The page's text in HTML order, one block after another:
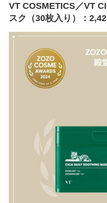
VT COSMETICS／VT
スク（30枚入り）：